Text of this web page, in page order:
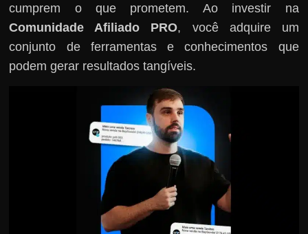
cumprem o que prometem. Ao investir na
Comunidade Afiliado PRO, você adquire um
conjunto de ferramentas e conhecimentos que
podem gerar resultados tangíveis.